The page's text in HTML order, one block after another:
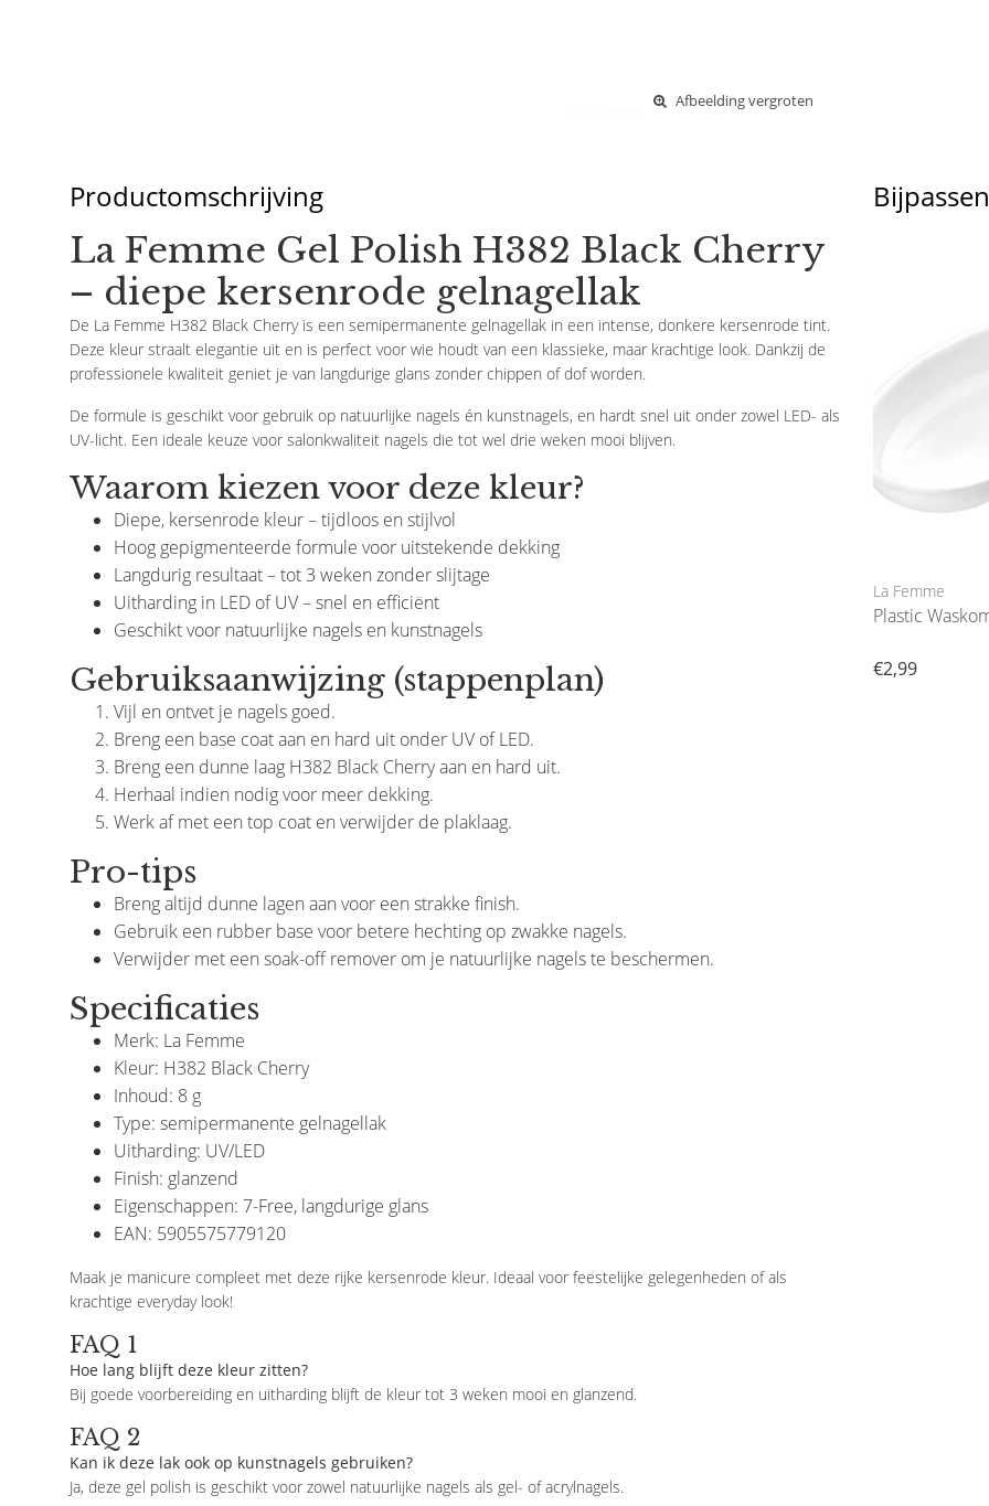
Afbeelding vergroten
Productomschrijving
La Femme Gel Polish H382 Black Cherry
– diepe kersenrode gelnagellak
De La Femme H382 Black Cherry is een semipermanente gelnagellak in een intense, donkere kersenrode tint.
Deze kleur straalt elegantie uit en is perfect voor wie houdt van een klassieke, maar krachtige look. Dankzij de
professionele kwaliteit geniet je van langdurige glans zonder chippen of dof worden.
De formule is geschikt voor gebruik op natuurlijke nagels én kunstnagels, en hardt snel uit onder zowel LED- als
UV-licht. Een ideale keuze voor salonkwaliteit nagels die tot wel drie weken mooi blijven.
Waarom kiezen voor deze kleur?
Diepe, kersenrode kleur – tijdloos en stijlvol
Hoog gepigmenteerde formule voor uitstekende dekking
Langdurig resultaat – tot 3 weken zonder slijtage
Uitharding in LED of UV – snel en efficiënt
Geschikt voor natuurlijke nagels en kunstnagels
Gebruiksaanwijzing (stappenplan)
Vijl en ontvet je nagels goed.
Breng een base coat aan en hard uit onder UV of LED.
Breng een dunne laag H382 Black Cherry aan en hard uit.
Herhaal indien nodig voor meer dekking.
Werk af met een top coat en verwijder de plaklaag.
Pro-tips
Breng altijd dunne lagen aan voor een strakke finish.
Gebruik een rubber base voor betere hechting op zwakke nagels.
Verwijder met een soak-off remover om je natuurlijke nagels te beschermen.
Specificaties
Merk: La Femme
Kleur: H382 Black Cherry
Inhoud: 8 g
Type: semipermanente gelnagellak
Uitharding: UV/LED
Finish: glanzend
Eigenschappen: 7-Free, langdurige glans
EAN: 5905575779120
Maak je manicure compleet met deze rijke kersenrode kleur. Ideaal voor feestelijke gelegenheden of als
krachtige everyday look!
FAQ 1
Hoe lang blijft deze kleur zitten?
Bij goede voorbereiding en uitharding blijft de kleur tot 3 weken mooi en glanzend.
FAQ 2
Kan ik deze lak ook op kunstnagels gebruiken?
Ja, deze gel polish is geschikt voor zowel natuurlijke nagels als gel- of acrylnagels.
Prijsverlaging
Chocolade Glitter H409
€9,50
La Femme
Handcreme 70 Ml
€8,95
Stukprijs : €2,99 / per stuk
€1,80
La Femme
Plastic
€2,99